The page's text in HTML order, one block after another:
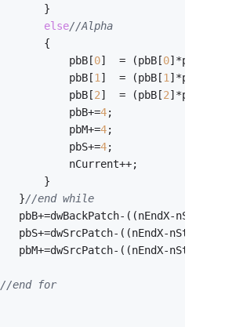
				}
else//Alpha
				{
					pbB[
0]  = (pbB[0]*pbM[
					pbB[
1]  = (pbB[1]*pbM[
					pbB[
2]  = (pbB[2]*pbM[
					pbB+=
4;
					pbM+=
4;
					pbS+=
4;
				}
			}
//end while
pbB+=dwBackPatch-((nEndX-
pbS+=dwSrcPatch-((nEndX-
pbM+=dwSrcPatch-((nEndX-
//end for